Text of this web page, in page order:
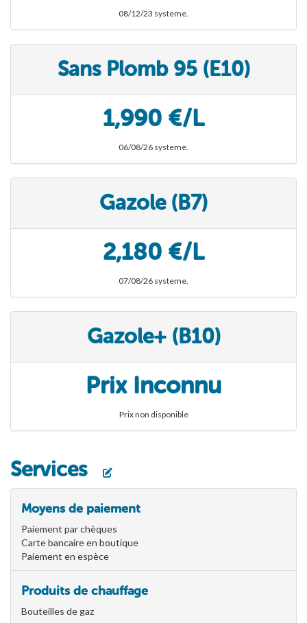
08/12/23 systeme.
Sans Plomb 95 (E10)
1,990 €/L
06/08/26 systeme.
Gazole (B7)
2,180 €/L
07/08/26 systeme.
Gazole+ (B10)
Prix Inconnu
Prix non disponible
Services
Moyens de paiement
Paiement par chèques
Carte bancaire en boutique
Paiement en espèce
Produits de chauffage
Bouteilles de gaz